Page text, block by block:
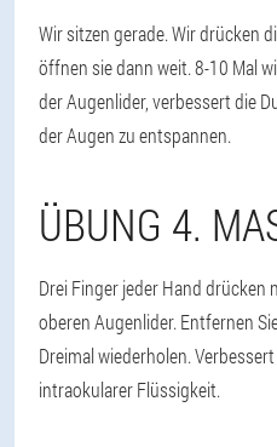
Wir sitzen gerade. Wir drücken
öffnen sie dann weit. 8-10 Mal
der Augenlider, verbessert die
der Augen zu entspannen.
ÜBUNG 4.
Drei Finger jeder Hand drücken
oberen Augenlider. Entfernen
Dreimal wiederholen.
intraokularer Flüssigkeit.